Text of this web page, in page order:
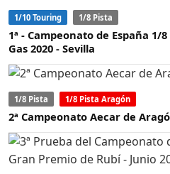
1/10 Touring 1/8 Pista
1ª - Campeonato de España 1/
Gas 2020 - Sevilla
1/8 Pista 1/8 Pista Aragón
2ª Campeonato Aecar de